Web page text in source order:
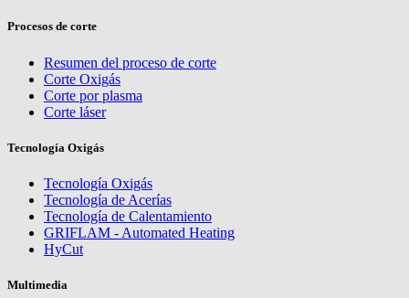
Procesos de corte
Resumen del proceso de corte
Corte Oxigás
Corte por plasma
Corte láser
Tecnología Oxigás
Tecnología Oxigás
Tecnología de Acerías
Tecnología de Calentamiento
GRIFLAM - Automated Heating
HyCut
Multimedia